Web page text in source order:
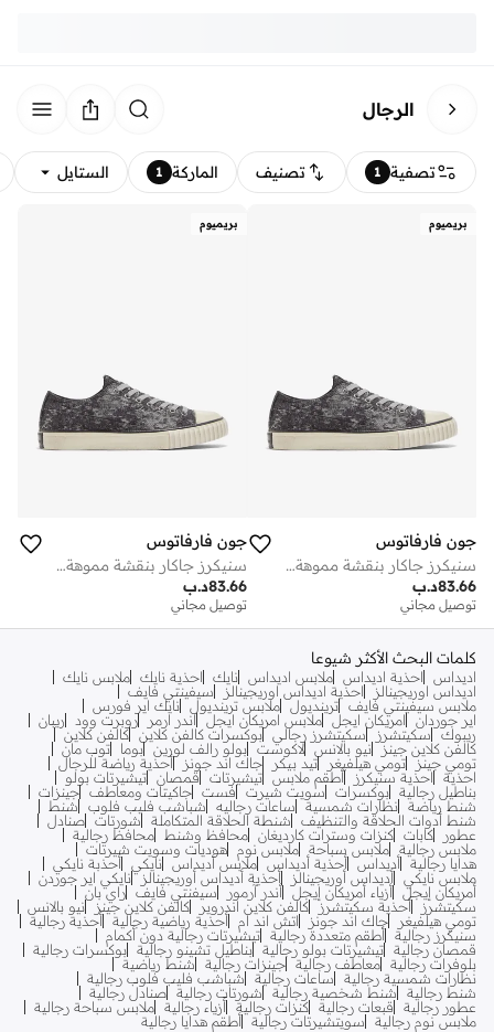
الرجال
تصفية 1 تصنيف الماركة 1 الستايل
بريميوم
جون فارفاتوس
سنيكرز جاكار بنقشة مموهة تجريدية
د.ب83.66
توصيل مجاني
بريميوم
جون فارفاتوس
سنيكرز جاكار بنقشة مموهة تجريدية
د.ب83.66
توصيل مجاني
كلمات البحث الأكثر شيوعا
اديداس احذية اديداس ملابس اديداس نايك احذية نايك ملابس نايك
اديداس اوريجينالز
احذية اديداس اوريجينالز
سيفينتي فايف
ملابس سيفينتي فايف ترينديول ملابس ترينديول نايك اير فورس
اير جوردان
امريكان ايجل ملابس امريكان ايجل اندر ارمر روبرت وود
ريبان
ريبوك
سكيتشرز سكيتشرز رجالي بوكسرات كالفن كلاين كالفن كلاين
كالفن كلاين جينز نيو بالانس لاكوست بولو رالف لورين بوما
توب مان
تومي جينز تومي هيلفيغر تيد بيكر جاك اند جونز
أحذية رياضة للرجال
احذية
احذية سنيكرز أطقم ملابس تيشيرتات قمصان تيشيرتات بولو
بناطيل رجالية بوكسرات سويت شيرت فست جاكيتات ومعاطف جينزات
شنط رياضة نظارات شمسية ساعات رجاليه شباشب فليب فلوب
شنط
شنط أدوات الحلاقة والتنظيف
شنطة الحلاقة المتكاملة شورتات صنادل
عطور
كابات كنزات وسترات كارديغان محافظ وشنط محافظ رجالية
ملابس رجالية ملابس سباحة ملابس نوم هوديات وسويت شيرتات
هدايا رجالية أديداس أحذية أديداس ملابس أديداس نايكي أحذبة نايكي
ملابس نايكي أديداس أوريجينالز أحذية أديداس أوريجينالز
نايكي اير جوردن
أمريكان إيجل أزياء أمريكان إيجل أندر آرمور سيفنتي فايف راي بان
سكيتشرز
أحذية سكيتشرز كالفن كلاين اندروير كالفن كلاين جينز
نيو بالانس
تومي هيلفيغر
جاك اند جونز اتش اند ام أحذية رياضية رجالية أحذية رجالية
سنيكرز رجالية أطقم متعددة رجالية تيشيرتات رجالية دون أكمام
قمصان رجالية تيشيرتات بولو رجالية بناطيل تشينو رجالية بوكسرات رجالية
بلوفرات رجالية معاطف رجالية جينزات رجالية
شنط رياضية
نظارات شمسية رجالية
ساعات رجالية
شباشب فليب فلوب رجالية
شنط رجالية
شنط شخصية رجالية شورتات رجالية صنادل رجالية
عطور رجالية
قبعات رجالية كنزات رجالية أزياء رجالية ملابس سباحة رجالية
ملابس نوم رجالية
سويتشيرتات رجالية أطقم هدايا رجالية